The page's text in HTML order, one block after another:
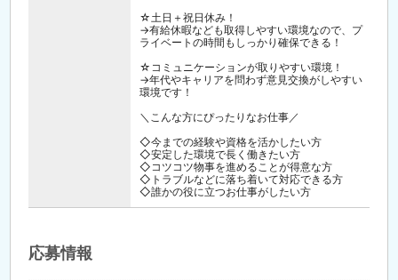
☆土日＋祝日休み！
→有給休暇なども取得しやすい環境なので、プ
ライベートの時間もしっかり確保できる！
☆コミュニケーションが取りやすい環境！
→年代やキャリアを問わず意見交換がしやすい
環境です！
＼こんな方にぴったりなお仕事／
◇今までの経験や資格を活かしたい方
◇安定した環境で長く働きたい方
◇コツコツ物事を進めることが得意な方
◇トラブルなどに落ち着いて対応できる方
◇誰かの役に立つお仕事がしたい方
応募情報